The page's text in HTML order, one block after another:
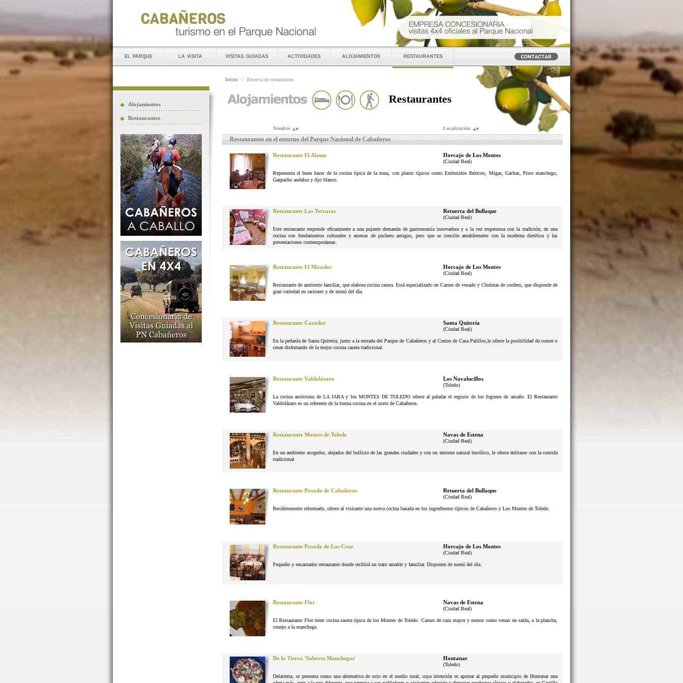
el parque la visita visitas guiadas actividades alojamientos restaurantes
Alojamientos
Restaurantes
Inicio :: Reserva de restaurantes
Restaurantes
Nombre Localización
Restaurantes en el entorno del Parque Nacional de Cabañeros
Restaurante El Alamo Horcajo de Los Montes
(Ciudad Real)
Representa el buen hacer de la cocina típica de la zona, con platos típicos como Embutidos Ibéricos, Migas, Gachas, Pisto manchego,
Gazpacho andaluz y Ajo blanco.
Restaurante Las Terrazas Retuerta del Bullaque
(Ciudad Real)
Este restaurante responde eficazmente a una pujante demanda de gastronomía innovadora y a la vez respetuosa con la tradición; de una
cocina con fundamentos culturales y aromas de puchero antiguo, pero que se concilie amablemente con la moderna dietética y las
presentaciones contemporáneas.
Restaurante El Mirador Horcajo de Los Montes
(Ciudad Real)
Restaurante de ambiente familiar, que elabora cocina casera. Está especializado en Carnes de venado y Chuletas de cordero, que disponde de
gran variedad en raciones y de menú del día.
Restaurante Cazador Santa Quiteria
(Ciudad Real)
En la pedanía de Santa Quiteria, junto a la entrada del Parque de Cabañeros y al Centro de Casa Palillos,le ofrece la posibilidad de comer o
cenar disfrutando de la mejor cocina casera tradicional.
Restaurante Valdolázaro Los Navalucillos
(Toledo)
La cocina autóctona de LA JARA y los MONTES DE TOLEDO ofrece al paladar el regusto de los fogones de antaño. El Restaurante
Valdolázaro es un referente de la buena cocina en el norte de Cabañeros.
Restaurante Montes de Toledo Navas de Estena
(Ciudad Real)
En un ambiente acogedor, alejados del bullicio de las grandes ciudades y con un entorno natural bucólico, le ofrece delitarse con la comida
tradicional
Restaurante Posada de Cabañeros Retuerta del Bullaque
(Ciudad Real)
Reciéntemente reformado, ofrece al visitante una nueva cocina basada en los ingredientes típicos de Cabañeros y Los Montes de Toledo.
Restaurante Posada de Los Cruz Horcajo de Los Montes
(Ciudad Real)
Pequeño y encantador restaurante donde recibirá un trato amable y familiar. Disponen de menú del día.
Restaurante Flor Navas de Estena
(Ciudad Real)
El Restaurante Flor tiene cocina casera típica de los Montes de Toledo. Carnes de caza mayor y menor como venao en salda, a la plancha,
conejo a la manchega.
De la Tierra 'Sabores Manchegos' Hontanar
(Toledo)
Delatierra, se presenta como una alternativa de ocio en el medio rural, cuya intención es aportar al pequeño municipio de Hontanar una